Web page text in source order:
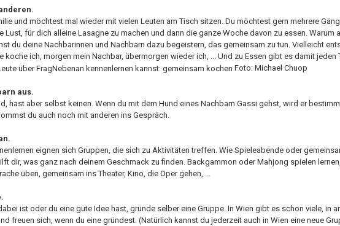
und möchtest mal wieder mit vielen Leuten am Tisch sitzen. Du möchtest gern mehrere
Lust, für dich alleine Lasagne zu machen und dann die ganze Woche davon zu essen. Warum
du deine Nachbarinnen und Nachbarn dazu begeistern, das gemeinsam zu tun. Vielleicht
koche ich, morgen mein Nachbar, übermorgen wieder ich, ... Und zu Essen gibt es damit jeden
Foto: Michael Chuop
aus.
hast aber selbst keinen. Wenn du mit dem Hund eines Nachbarn Gassi gehst, wird er
du auch noch mit anderen ins Gespräch.
eignen sich Gruppen, die sich zu Aktivitäten treffen. Wie Spieleabende oder
dir, was ganz nach deinem Geschmack zu finden. Backgammon oder Mahjong spielen
üben, gemeinsam ins Theater, Kino, die Oper gehen, ...
ist oder du eine gute Idee hast, gründe selber eine Gruppe. In Wien gibt es schon viele, in
freuen sich, wenn du eine gründest. (Natürlich kannst du jederzeit auch in Wien eine neue